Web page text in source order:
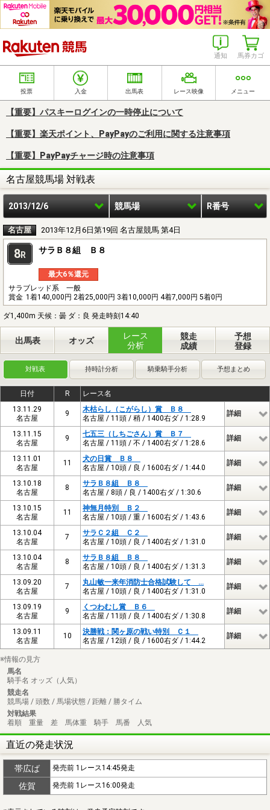
馬券カゴ
通知
投票 入金 出馬表 レース映像 メニュー
【重要】パスキーログインの一時停止について
【重要】楽天ポイント、PayPayのご利用に関する注意事項
【重要】PayPayチャージ時の注意事項
名古屋競馬場 対戦表
2013/12/6 競馬場 R番号
名古屋 2013年12月6日第19回 名古屋競馬 第4日
8R サラＢ８組 Ｂ８
最大6％還元
サラブレッド系 一般
賞金 1着140,000円 2着25,000円 3着10,000円 4着7,000円 5着0円
ダ1,400m 天候：曇 ダ：良 発走時刻14:40
出馬表 オッズ
レース
分析
競走
成績
予想
登録
対戦表 持時計分析 騎乗騎手分析 予想まとめ
日付 R
レース名
13.11.29
名古屋
9
木枯らし（こがらし）賞 Ｂ８
名古屋 / 11頭 / 稍 / 1400右ダ / 1:28.9
詳細
13.11.15
名古屋
9
七五三（しちごさん）賞 Ｂ７
名古屋 / 11頭 / 不 / 1400右ダ / 1:28.6
詳細
13.11.01
名古屋
11
犬の日賞 Ｂ８
名古屋 / 10頭 / 良 / 1600右ダ / 1:44.0
詳細
13.10.18
名古屋
8
サラＢ８組 Ｂ８
名古屋 / 8頭 / 良 / 1400右ダ / 1:30.6
詳細
13.10.15
名古屋
11
神無月特別 Ｂ２
名古屋 / 10頭 / 重 / 1600右ダ / 1:43.6
詳細
13.10.04
名古屋
7
サラＣ２組 Ｃ２
名古屋 / 10頭 / 良 / 1400右ダ / 1:31.0
詳細
13.10.04
名古屋
8
サラＢ８組 Ｂ８
名古屋 / 10頭 / 良 / 1400右ダ / 1:31.3
詳細
13.09.20
名古屋
7
丸山敏一来年消防士合格試験して …
名古屋 / 10頭 / 良 / 1400右ダ / 1:31.0
詳細
13.09.19
名古屋
9
くつわむし賞 Ｂ６
名古屋 / 11頭 / 良 / 1400右ダ / 1:30.8
詳細
13.09.11
名古屋
10
決勝戦：関ヶ原の戦い特別 Ｃ１
名古屋 / 12頭 / 良 / 1600右ダ / 1:44.2
詳細
※情報の見方
馬名
騎手名 オッズ（人気）
競走名
競馬場 / 頭数 / 馬場状態 / 距離 / 勝タイム
対戦結果
着順 重量 差 馬体重 騎手 馬番 人気
直近の発走状況
帯広ば 発売前 1レース14:45発走
佐賀 発売前 1レース16:00発走